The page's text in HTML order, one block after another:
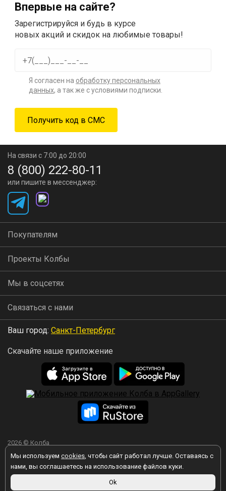
Впервые на сайте?
Зарегистрируйся и будь в курсе
новых акций и скидок на любимые товары!
Я согласен на обработку персональных
данных, а так же с условиями подписки.
Мы используем cookies, чтобы сайт работал лучше. Оставаясь с
нами, вы соглашаетесь на использование файлов куки.
Ok
На связи с 7:00 до 20:00
8 (800) 222-80-11
или пишите в мессенджер:
Покупателям
Проекты Колбы
Мы в соцсетях
Связаться с нами
Ваш город: Санкт-Петербург
Скачайте наше приложение
2026 © Колба
Вы принимаете условия политики в отношении обработки
персональных данных